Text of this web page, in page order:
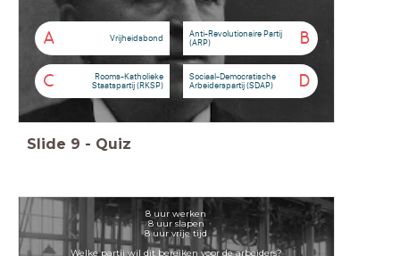
A Vrijheidsbond B
Anti-Revolutionaire Partij
(ARP)
C
Rooms-Katholieke
Staatspartij (RKSP)
D
Sociaal-Democratische
Arbeiderspartij (SDAP)
Slide 9 - Quiz
8 uur werken
8 uur slapen
8 uur vrije tijd
Welke partij wil dit bereiken voor de arbeiders?